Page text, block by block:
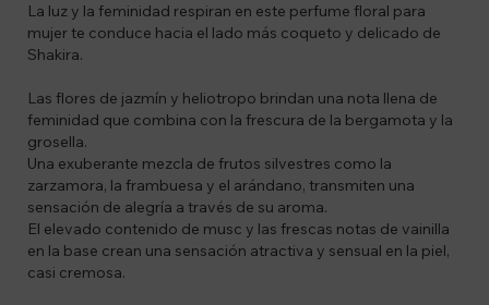
La luz y la feminidad respiran en este perfume floral para
mujer te conduce hacia el lado más coqueto y delicado de
Shakira.
Las flores de jazmín y heliotropo brindan una nota llena de
feminidad que combina con la frescura de la bergamota y la
grosella.
Una exuberante mezcla de frutos silvestres como la
zarzamora, la frambuesa y el arándano, transmiten una
sensación de alegría a través de su aroma.
El elevado contenido de musc y las frescas notas de vainilla
en la base crean una sensación atractiva y sensual en la piel,
casi cremosa.